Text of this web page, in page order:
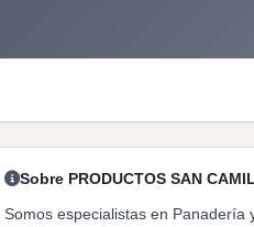
Sobre PRODUCTOS SAN
Somos especialistas en Panadería